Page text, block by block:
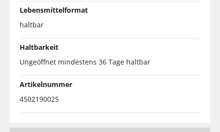
Lebensmittelformat
haltbar
Haltbarkeit
Ungeöffnet mindestens 36 Tage haltbar
Artikelnummer
4502190025